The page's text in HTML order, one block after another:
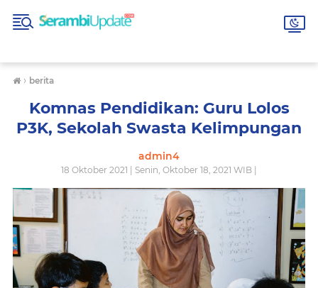
› berita
Komnas Pendidikan: Guru Lolos
P3K, Sekolah Swasta Kelimpungan
admin4
18 Oktober 2021 | Senin, Oktober 18, 2021 WIB |